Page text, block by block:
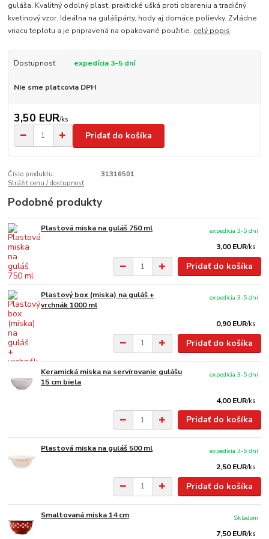
guláša. Kvalitný odolný plast, praktické ušká proti obareniu a tradičný
kvetinový vzor. Ideálna na gulášpárty, hody aj domáce polievky. Zvládne
vriacu teplotu a je pripravená na opakované použitie. celý popis
Dostupnosť expedícia 3-5 dní
Nie sme platcovia DPH
3,50 EUR/ks
Pridať do košíka
Číslo produktu:
31316501
Strážiť cenu / dostupnosť
Podobné produkty
Plastová miska na guláš 750 ml
3,00 EUR/ks
expedícia 3-5 dní
Pridať do košíka
Plastový box (miska) na guláš +
vrchnák 1000 ml
0,90 EUR/ks
expedícia 3-5 dní
Pridať do košíka
Keramická miska na servírovanie gulášu
15 cm biela
4,00 EUR/ks
expedícia 3-5 dní
Pridať do košíka
Plastová miska na guláš 500 ml
2,50 EUR/ks
expedícia 3-5 dní
Pridať do košíka
Smaltovaná miska 14 cm
7,50 EUR/ks
Skladom